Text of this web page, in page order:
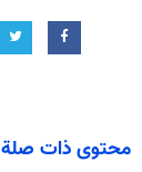
محتوى ذات صلة